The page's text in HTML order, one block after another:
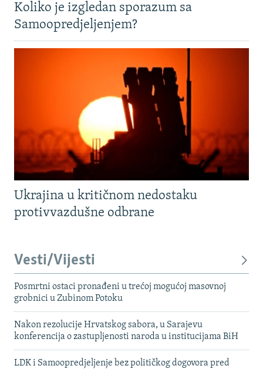
Koliko je izgledan sporazum sa
Samoopredjeljenjem?
Ukrajina u kritičnom nedostaku
protivvazdušne odbrane
Vesti/Vijesti
Posmrtni ostaci pronađeni u trećoj mogućoj masovnoj
grobnici u Zubinom Potoku
Nakon rezolucije Hrvatskog sabora, u Sarajevu
konferencija o zastupljenosti naroda u institucijama BiH
LDK i Samoopredjeljenje bez političkog dogovora pred